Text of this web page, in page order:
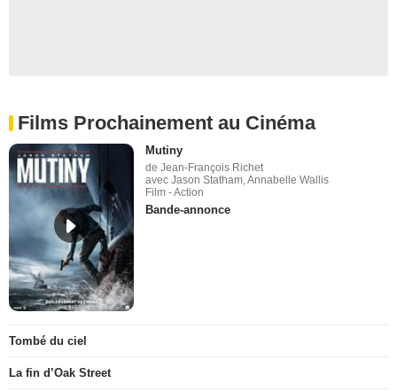
Films Prochainement au Cinéma
Mutiny
de Jean-François Richet
avec Jason Statham, Annabelle Wallis
Film - Action
Bande-annonce
Tombé du ciel
La fin d’Oak Street